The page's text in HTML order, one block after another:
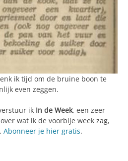
ik tijd om de bruine boon te
even zeggen.
ik In de Week, een zeer
wat ik de voorbije week zag,
Abonneer je hier gratis.